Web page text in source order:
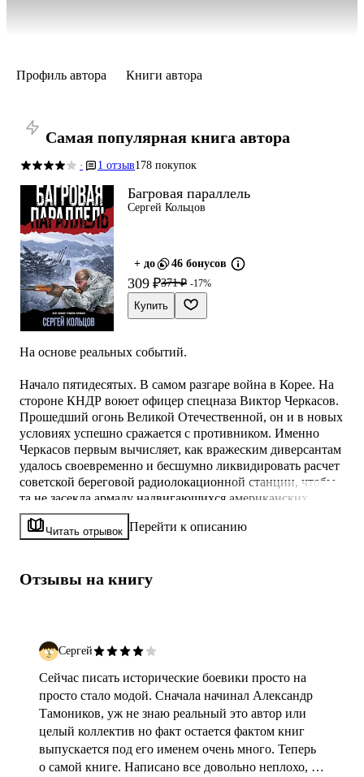
Профиль автора Книги автора
Самая популярная книга автора
· 1 отзыв178 покупок
Багровая параллель
Сергей Кольцов
+ до 46 бонусов
309 ₽371 ₽ -17%
Купить
На основе реальных событий.
Начало пятидесятых. В самом разгаре война в Корее. На
стороне КНДР воюет офицер спецназа Виктор Черкасов.
Прошедший огонь Великой Отечественной, он и в новых
условиях успешно сражается с противником. Именно
Черкасов первым вычисляет, как вражеским диверсантам
удалось своевременно и бесшумно ликвидировать расчет
советской береговой радиолокационной станции, чтобы
та не засекла армаду надвигающихся американских
бомбардировщиков. Опытный разведчик принимает
брошенный ему вызов, понимая, какая серьезная схватка
Стратегические планы, удачи и просчеты командования,
Читать отрывок Перейти к описанию
Отзывы на книгу
Сергей
Сейчас писать исторические боевики просто на
просто стало модой. Сначала начинал Александр
Тамоников, уж не знаю реальный это автор или
целый коллектив но факт остается фактом книг
выпускается под его именем очень много. Теперь
о самой книге. Написано все довольно неплохо, но